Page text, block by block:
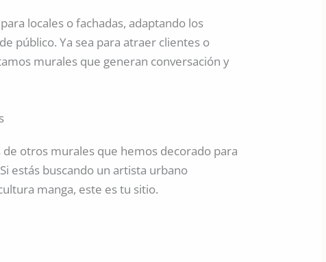
locales o fachadas, adaptando los
público. Ya sea para atraer clientes o
murales que generan conversación y
otros murales que hemos decorado para
estás buscando un artista urbano
manga, este es tu sitio.